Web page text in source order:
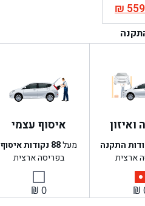
₪559
התקנה
ארצית
₪
איסוף עצמי
מעל88 נקודות איסוף
בפריסה ארצית
₪ 0